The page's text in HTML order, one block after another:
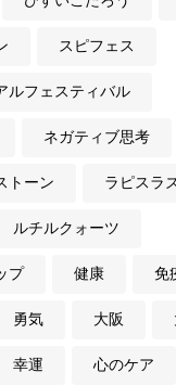
スピフェス
ルフェスティバル
ネガティブ思考
トーン ラピスラ
ルチルクォーツ
プ 健康 免
勇気 大阪
幸運 心のケア